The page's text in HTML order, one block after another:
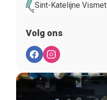
Sint-Katelijne Vismet
Volg ons